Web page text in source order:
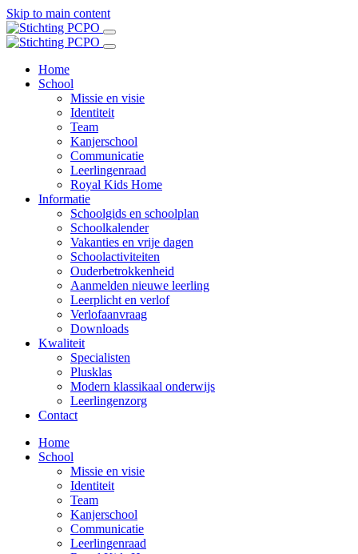
Skip to main content
Home
School
Missie en visie
Identiteit
Team
Kanjerschool
Communicatie
Leerlingenraad
Royal Kids Home
Informatie
Schoolgids en schoolplan
Schoolkalender
Vakanties en vrije dagen
Schoolactiviteiten
Ouderbetrokkenheid
Aanmelden nieuwe leerling
Leerplicht en verlof
Verlofaanvraag
Downloads
Kwaliteit
Specialisten
Plusklas
Modern klassikaal onderwijs
Leerlingenzorg
Contact
Home
School
Missie en visie
Identiteit
Team
Kanjerschool
Communicatie
Leerlingenraad